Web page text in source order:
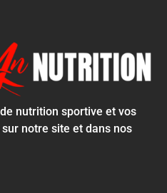
nutrition sportive et vos
notre site et dans nos